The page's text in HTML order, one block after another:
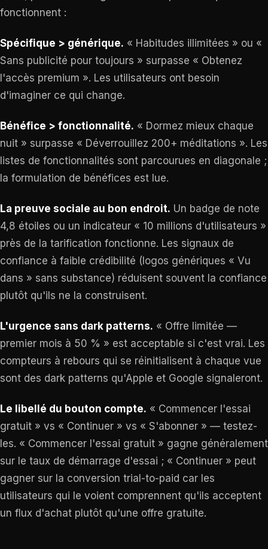
fonctionnent :
Spécifique > générique. « Habitudes illimitées » ou «
Sans publicité pour toujours » surpasse « Obtenez
l'accès premium ». Les utilisateurs ont besoin
d'imaginer ce qui change.
Bénéfice > fonctionnalité. « Dormez mieux chaque
nuit » surpasse « Déverrouillez 200+ méditations ». Les
listes de fonctionnalités sont parcourues en diagonale ;
la formulation de bénéfices est lue.
La preuve sociale au bon endroit. Un badge de note
4,8 étoiles ou un indicateur « 10 millions d'utilisateurs »
près de la tarification fonctionne. Les signaux de
confiance à faible crédibilité (logos génériques « Vu
dans » sans substance) réduisent souvent la confiance
plutôt qu'ils ne la construisent.
L'urgence sans dark patterns. « Offre limitée —
premier mois à 50 % » est acceptable si c'est vrai. Les
compteurs à rebours qui se réinitialisent à chaque vue
sont des dark patterns qu'Apple et Google signaleront.
Le libellé du bouton compte. « Commencer l'essai
gratuit » vs « Continuer » vs « S'abonner » — testez-
les. « Commencer l'essai gratuit » gagne généralement
sur le taux de démarrage d'essai ; « Continuer » peut
gagner sur la conversion trial-to-paid car les
utilisateurs qui le voient comprennent qu'ils acceptent
un flux d'achat plutôt qu'une offre gratuite.